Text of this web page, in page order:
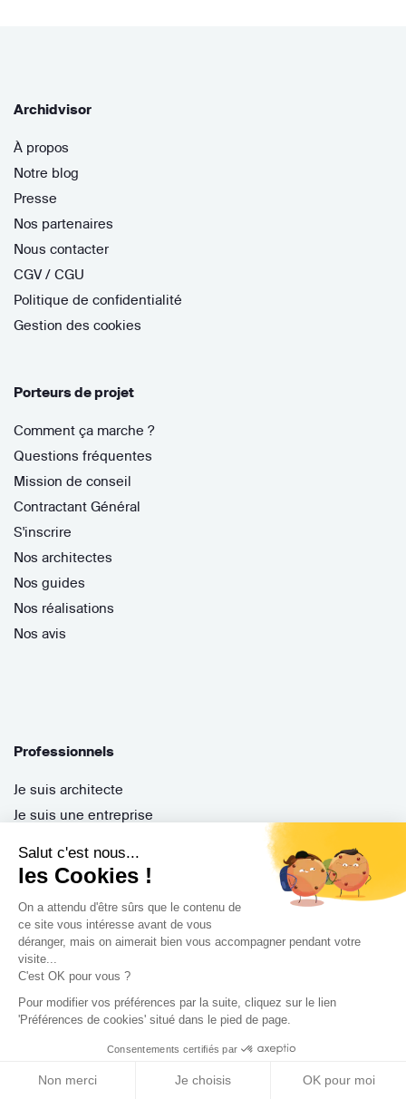
Salut c'est nous...
les Cookies !
On a attendu d'être sûrs que le contenu de
ce site vous intéresse avant de vous
déranger, mais on aimerait bien vous accompagner pendant votre
visite...
C'est OK pour vous ?
Pour modifier vos préférences par la suite, cliquez sur le lien
'Préférences de cookies' situé dans le pied de page.
Consentements certifiés par
Non merci Je choisis OK pour moi
Archidvisor
À propos
Notre blog
Presse
Nos partenaires
Nous contacter
CGV / CGU
Politique de confidentialité
Gestion des cookies
Porteurs de projet
Comment ça marche ?
Questions fréquentes
Mission de conseil
Contractant Général
S'inscrire
Nos architectes
Nos guides
Nos réalisations
Nos avis
Professionnels
Je suis architecte
Je suis une entreprise
Je suis un architecte d'intérieur
Je suis un paysagiste
Je suis contractant général
Inscription pro
Gérer ses appels d'offres
Encaisser ses factures